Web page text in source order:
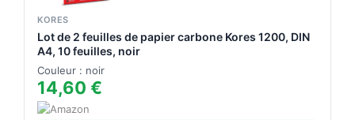
KORES
Lot de 2 feuilles de papier carbone Kores 1200, DIN
A4, 10 feuilles, noir
Couleur : noir
14,60 €